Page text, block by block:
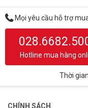
Mọi yêu cầu hỗ trợ
Hotline mua hàng
Thời
CHÍNH SÁCH